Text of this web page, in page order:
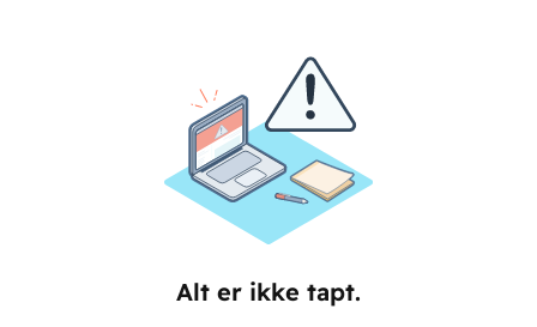
Alt er ikke tapt.